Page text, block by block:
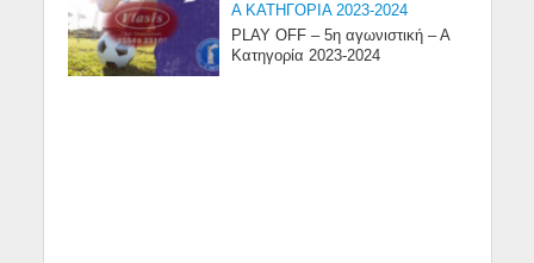
Α ΚΑΤΗΓΟΡΙΑ 2023-2024
PLAY OFF – 5η αγωνιστική – Α
Κατηγορία 2023-2024